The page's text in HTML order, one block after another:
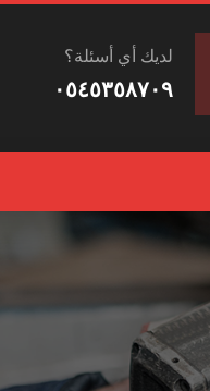
لديك أي أسئلة؟
٠٥٤٥٣٥٨٧٠٩